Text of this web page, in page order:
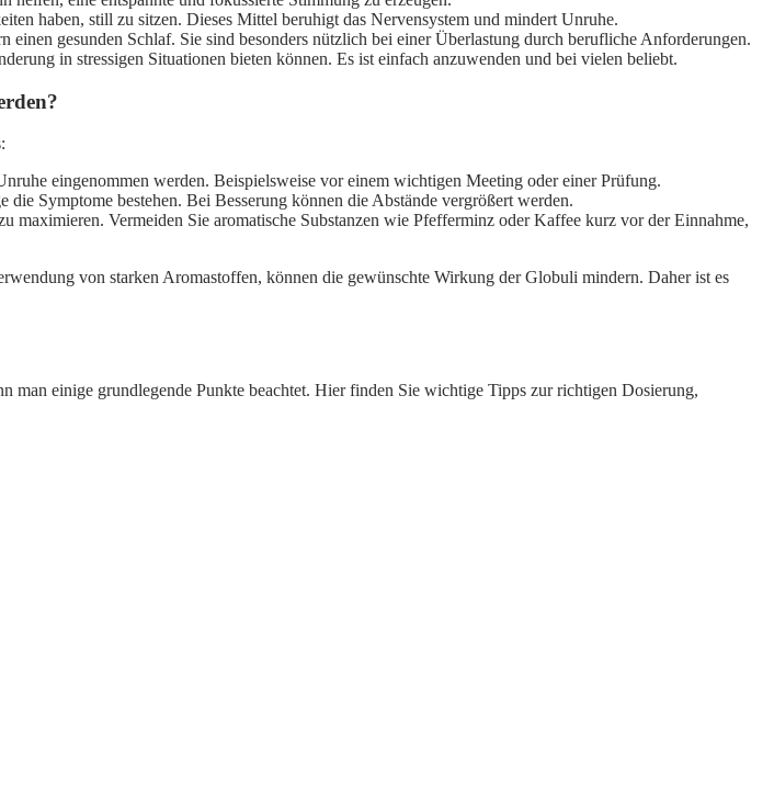
haben, still zu sitzen. Dieses Mittel beruhigt das Nervensystem und mindert Unruhe.
gesunden Schlaf. Sie sind besonders nützlich bei einer Überlastung durch berufliche Anforderungen.
in stressigen Situationen bieten können. Es ist einfach anzuwenden und bei vielen beliebt.
eingenommen werden. Beispielsweise vor einem wichtigen Meeting oder einer Prüfung.
Symptome bestehen. Bei Besserung können die Abstände vergrößert werden.
maximieren. Vermeiden Sie aromatische Substanzen wie Pfefferminz oder Kaffee kurz vor der Einnahme,
von starken Aromastoffen, können die gewünschte Wirkung der Globuli mindern. Daher ist es
einige grundlegende Punkte beachtet. Hier finden Sie wichtige Tipps zur richtigen Dosierung,